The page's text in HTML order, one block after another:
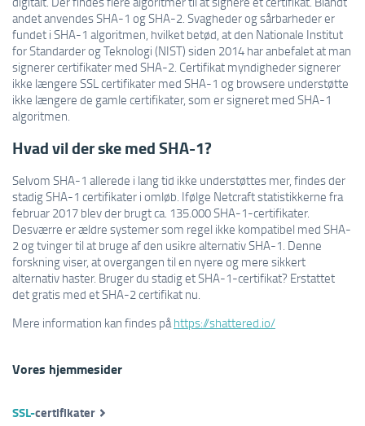
andet anvendes SHA-1 og SHA-2. Svagheder og sårbarheder er
fundet i SHA-1 algoritmen, hvilket betød, at den Nationale Institut
for Standarder og Teknologi (NIST) siden 2014 har anbefalet at man
signerer certifikater med SHA-2. Certifikat myndigheder signerer
ikke længere SSL certifikater med SHA-1 og browsere understøtte
ikke længere de gamle certifikater, som er signeret med SHA-1
algoritmen.
Hvad vil der ske med SHA-1?
Selvom SHA-1 allerede i lang tid ikke understøttes mer, findes der
stadig SHA-1 certifikater i omløb. Ifølge Netcraft statistikkerne fra
februar 2017 blev der brugt ca. 135.000 SHA-1-certifikater.
Desværre er ældre systemer som regel ikke kompatibel med SHA-
2 og tvinger til at bruge af den usikre alternativ SHA-1. Denne
forskning viser, at overgangen til en nyere og mere sikkert
alternativ haster. Bruger du stadig et SHA-1-certifikat? Erstattet
det gratis med et SHA-2 certifikat nu.
Mere information kan findes påhttps://shattered.io/
Vores hjemmesider
SSL-certifikater